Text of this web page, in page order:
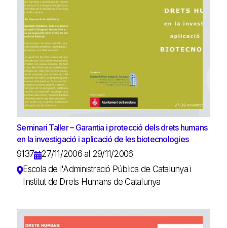
Seminari Taller – Garantia i protecció dels drets humans
en la investigació i aplicació de les biotecnologies
9137
27/11/2006 al 29/11/2006
Escola de l'Administració Pública de Catalunya i
Institut de Drets Humans de Catalunya